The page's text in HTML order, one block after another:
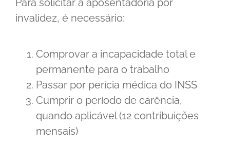
invalidez, é necessário:
Comprovar a incapacidade total e
permanente para o trabalho
Passar por perícia médica do INSS
Cumprir o período de carência,
quando aplicável (12 contribuições
mensais)